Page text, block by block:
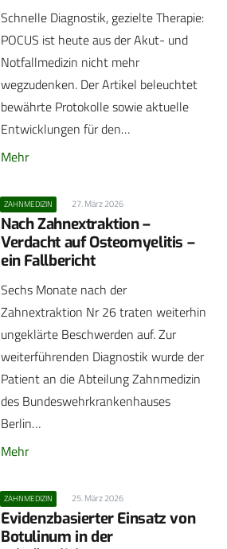
Schnelle Diagnostik, gezielte Therapie:
POCUS ist heute aus der Akut- und
Notfallmedizin nicht mehr
wegzudenken. Der Artikel beleuchtet
bewährte Protokolle sowie aktuelle
Entwicklungen für den…
Mehr
ZAHNMEDIZIN 27. März 2026
Nach Zahnextraktion –
Verdacht auf Osteomyelitis –
ein Fallbericht
Sechs Monate nach der
Zahnextraktion Nr 26 traten weiterhin
ungeklärte Beschwerden auf. Zur
weiterführenden Diagnostik wurde der
Patient an die Abteilung Zahnmedizin
des Bundeswehrkrankenhauses
Berlin…
Mehr
ZAHNMEDIZIN 25. März 2026
Evidenzbasierter Einsatz von
Botulinum in der